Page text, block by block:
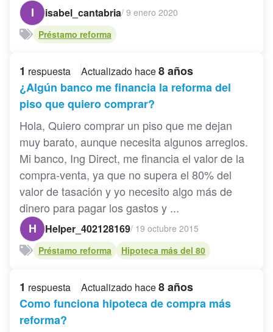
I
isabel_cantabria/ 9 enero 2020
Préstamo reforma
1 respuesta Actualizado hace8 años
¿Algún banco me financia la reforma del
piso que quiero comprar?
Hola, Quiero comprar un piso que me dejan
muy barato, aunque necesita algunos arreglos.
Mi banco, Ing Direct, me financia el valor de la
compra-venta, ya que no supera el 80% del
valor de tasación y yo necesito algo más de
dinero para pagar los gastos y ...
H
Helper_402128169/ 19 octubre 2015
Préstamo reforma
Hipoteca más del 80
1 respuesta Actualizado hace8 años
Como funciona hipoteca de compra más
reforma?